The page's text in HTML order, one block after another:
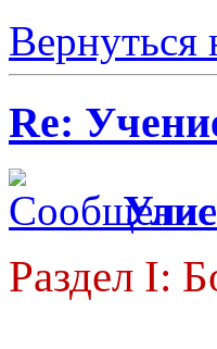
Вернуться
Re:
Раздел I: